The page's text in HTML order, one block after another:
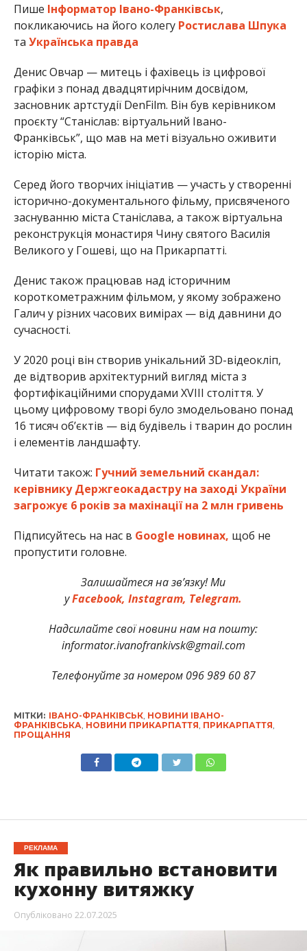
Пише Інформатор Івано-Франківськ,
покликаючись на його колегу Ростислава Шпука
та Українська правда
Денис Овчар — митець і фахівець із цифрової
графіки з понад двадцятирічним досвідом,
засновник артстудії DenFilm. Він був керівником
проєкту “Станіслав: віртуальний Івано-
Франківськ”, що мав на меті візуально оживити
історію міста.
Серед його творчих ініціатив — участь у створенні
історично-документального фільму, присвяченого
заснуванню міста Станіслава, а також віртуальна
реконструкція монастиря Чину святого Василія
Великого у Гошеві, що на Прикарпатті.
Денис також працював над історичним
короткометражним фільмом, у якому зображено
Галич у різних часових вимірах — від давнини до
сучасності.
У 2020 році він створив унікальний 3D-відеокліп,
де відтворив архітектурний вигляд міста з
фортифікаційними спорудами XVIII століття. У
цьому цифровому творі було змодельовано понад
16 тисяч об’єктів — від будівель і тварин до рослин
і елементів ландшафту.
Читати також: Гучний земельний скандал:
керівнику Держгеокадастру на заході України
загрожує 6 років за махінації на 2 млн гривень
Підписуйтесь на нас в Google новинах, щоб не
пропустити головне.
Залишайтеся на зв’язку! Ми
уFacebook, Instagram, Telegram.
Надсилайте свої новини нам на пошту:
informator.ivanofrankivsk@gmail.com
Телефонуйте за номером 096 989 60 87
МІТКИ: ІВАНО-ФРАНКІВСЬК, НОВИНИ ІВАНО-
ФРАНКІВСЬКА НОВИНИ ПРИКАРПАТТЯ ПРИКАРПАТТЯ
ПРОЩАННЯ
РЕКЛАМА
Як правильно встановити
кухонну витяжку
Опубліковано 22.07.2025